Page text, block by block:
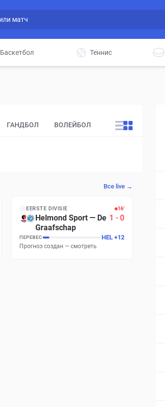
Баскетбол Теннис
ГАНДБОЛ ВОЛЕЙБОЛ ДРУГИЕ
Все live →
EERSTE DIVISIE 16′
Helmond Sport — De
Graafschap
1 -0
ПЕРЕВЕС HEL +12
Прогноз создан — смотреть